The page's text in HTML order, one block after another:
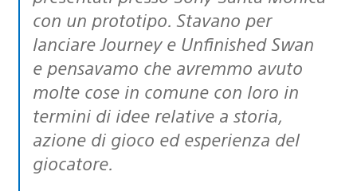
con un prototipo. Stavano per
lanciare Journey e Unfinished Swan
e pensavamo che avremmo avuto
molte cose in comune con loro in
termini di idee relative a storia,
azione di gioco ed esperienza del
giocatore.